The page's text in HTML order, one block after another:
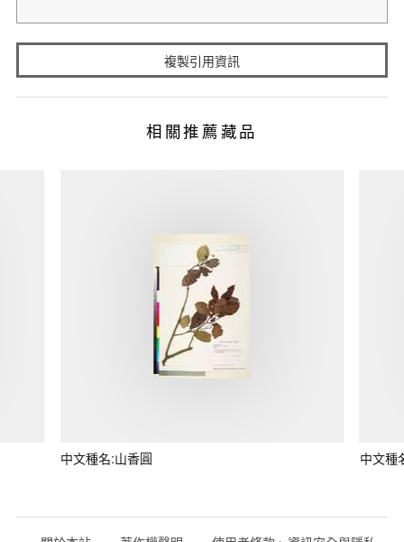
複製引用資訊
相關推薦藏品
中文種名:山香圓 中文種